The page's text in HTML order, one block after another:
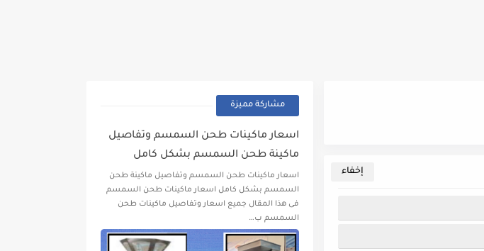
مشاركة مميزة
اسعار ماكينات طحن السمسم وتفاصيل
ماكينة طحن السمسم بشكل كامل
اسعار ماكينات طحن السمسم وتفاصيل ماكينة طحن
السمسم بشكل كامل اسعار ماكينات طحن السمسم
فى هذا المقال جميع اسعار وتفاصيل ماكينات طحن
السمسم ب…